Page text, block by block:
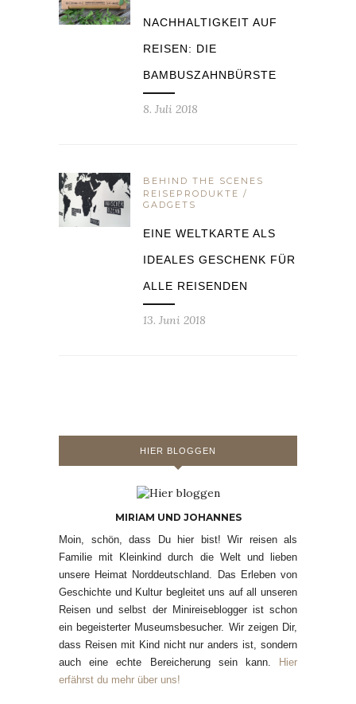
NACHHALTIGKEIT AUF
REISEN: DIE
BAMBUSZAHNBÜRSTE
8. Juli 2018
BEHIND THE SCENES
REISEPRODUKTE /
GADGETS
EINE WELTKARTE ALS
IDEALES GESCHENK FÜR
ALLE REISENDEN
13. Juni 2018
HIER BLOGGEN
MIRIAM UND JOHANNES
Moin, schön, dass Du hier bist! Wir reisen als
Familie mit Kleinkind durch die Welt und lieben
unsere Heimat Norddeutschland. Das Erleben von
Geschichte und Kultur begleitet uns auf all unseren
Reisen und selbst der Minireiseblogger ist schon
ein begeisterter Museumsbesucher. Wir zeigen Dir,
dass Reisen mit Kind nicht nur anders ist, sondern
auch eine echte Bereicherung sein kann.
Hier
erfährst du mehr über uns!